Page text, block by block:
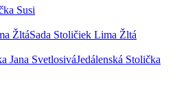
Susi
Sada Stoličiek Lima Žltá
Jedálenská Stolička